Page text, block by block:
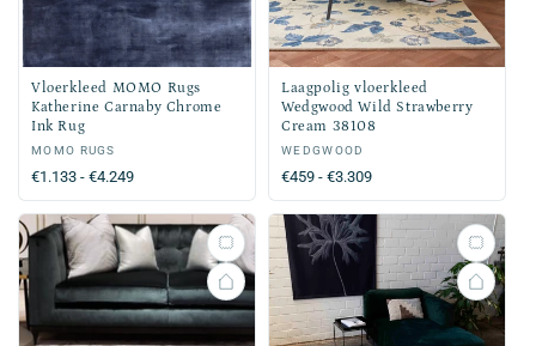
Vloerkleed MOMO Rugs
Katherine Carnaby Chrome
Ink Rug
Verkoper:
MOMO RUGS
Normale
prijs
€1.133 - €4.249
Laagpolig vloerkleed
Wedgwood Wild Strawberry
Cream 38108
Verkoper:
WEDGWOOD
Normale
prijs
€459 - €3.309